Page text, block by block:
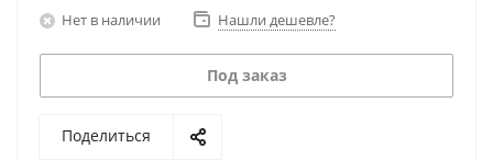
Нет в наличии Нашли дешевле?
Под заказ
Поделиться